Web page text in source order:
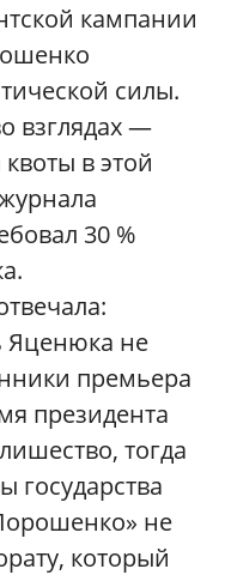
кампании
силы.
взглядах —
в этой
30 %
Яценюка не
премьера
президента
тогда
государства
не
который